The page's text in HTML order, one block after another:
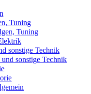
Tuning
Tuning
sonstige Technik
sonstige Technik